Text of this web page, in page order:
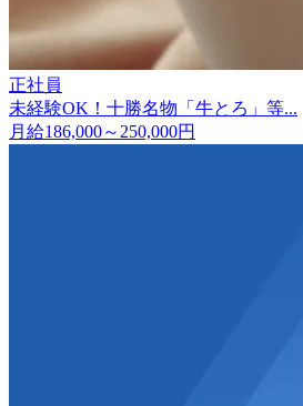
正社員
未経験OK！十勝名物「牛とろ」等...
月給186,000～250,000円